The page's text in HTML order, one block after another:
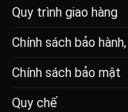
Quy trình giao hàng
Chính sách bảo
Chính sách bảo mật
Quy chế